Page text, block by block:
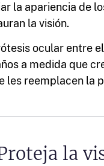
la apariencia de
la visión.
ocular entre
a medida que
les reemplacen la
la